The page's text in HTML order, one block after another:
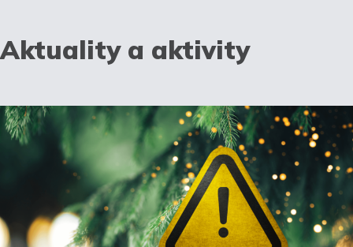
Aktuality a aktivity